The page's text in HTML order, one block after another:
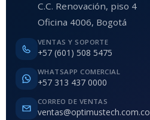
C.C. Renovación, piso 4
Oficina 4006, Bogotá
VENTAS Y SOPORTE
+57 (601) 508 5475
WHATSAPP COMERCIAL
+57 313 437 0000
CORREO DE VENTAS
ventas@optimustech.com.co